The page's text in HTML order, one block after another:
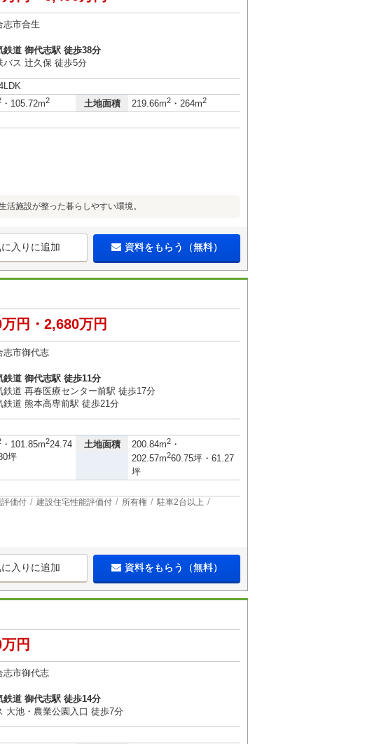
志市合生
鉄道 御代志駅 徒歩38分
バス 辻久保 徒歩5分
・105.72m2 土地面積 219.66m2 ・264m2
活施設が整った暮らしやすい環境。
入りに追加 資料をもらう（無料）
円・2,680万円
志市御代志
鉄道 御代志駅 徒歩11分
鉄道 再春医療センター前駅 徒歩17分
鉄道 熊本高専前駅 徒歩21分
・101.85m224.74
坪
土地面積 200.84m2 ・
202.57m260.75坪・61.27
坪
価付 建設住宅性能評価付 所有権
駐車2台以上
入りに追加 資料をもらう（無料）
円
志市御代志
鉄道 御代志駅 徒歩14分
大池・農業公園入口 徒歩7分